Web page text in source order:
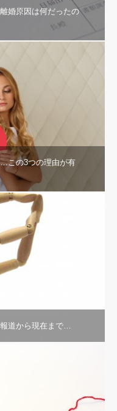
婚原因は何だったの
この3つの理由が有
道から現在まで…